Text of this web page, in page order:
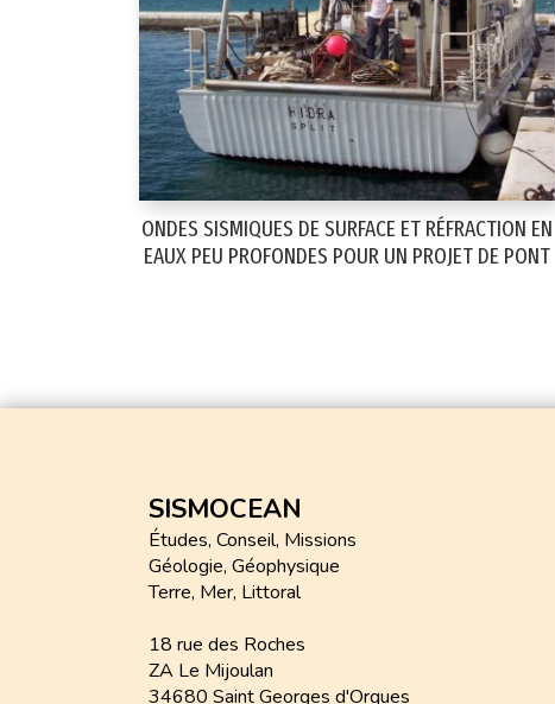
ONDES SISMIQUES DE SURFACE ET RÉFRACTION EN
EAUX PEU PROFONDES POUR UN PROJET DE PONT
SISMOCEAN
Études, Conseil, Missions
Géologie, Géophysique
Terre, Mer, Littoral
18 rue des Roches
ZA Le Mijoulan
34680 Saint Georges d'Orques